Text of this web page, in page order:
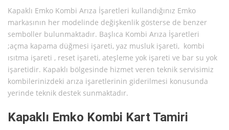
Kapaklı Emko Kombi Arıza İşaretleri kullandığınız Emko
markasının her modelinde değişkenlik gösterse de benzer
semboller bulunmaktadır. Başlıca Kombi Arıza İşaretleri
;açma kapama düğmesi işareti, yaz musluk işareti, kombi
ısıtma işareti , reset işareti, ateşleme yok işareti ve bar su yok
işaretidir. Kapaklı bölgesinde hizmet veren teknik servisimiz
kombilerinizdeki arıza işaretlerinin giderilmesi konusunda
yerinde teknik destek sunmaktadır.
Kapaklı Emko Kombi Kart Tamiri